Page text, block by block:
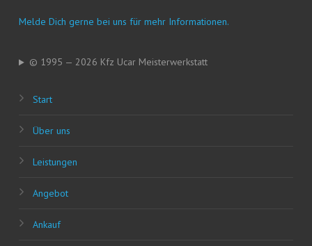
Mel­de Dich ger­ne bei uns für mehr Informationen.
© 1995 — 2026 Kfz Ucar Meisterwerkstatt
Start
Über uns
Leis­tun­gen
Ange­bot
Ankauf